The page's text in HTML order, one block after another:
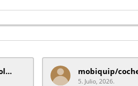
mobiquip/coche xl stroller
5. Julio, 2026.